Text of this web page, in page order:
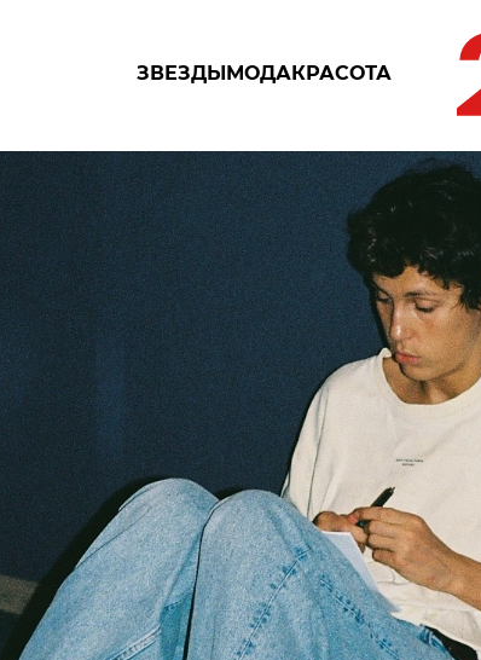
ЗВЕЗДЫМОДАКРАСОТА